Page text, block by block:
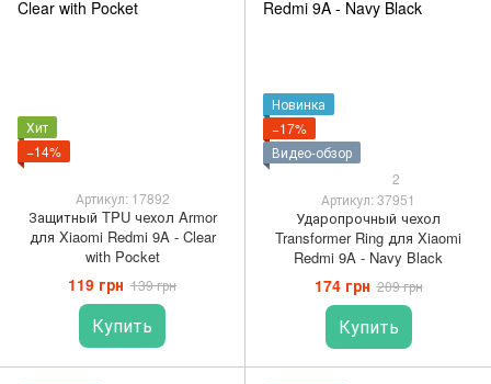
Хит
−14%
Артикул: 17892
Защитный TPU чехол Armor
для Xiaomi Redmi 9A - Clear
with Pocket
119 грн 139 грн
Купить
Новинка
−17%
Видео-обзор
2
Артикул: 37951
Ударопрочный чехол
Transformer Ring для Xiaomi
Redmi 9A - Navy Black
174 грн 209 грн
Купить